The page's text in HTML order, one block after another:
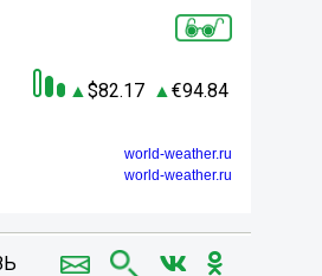
82.17 94.84
world-weather.ru
world-weather.ru